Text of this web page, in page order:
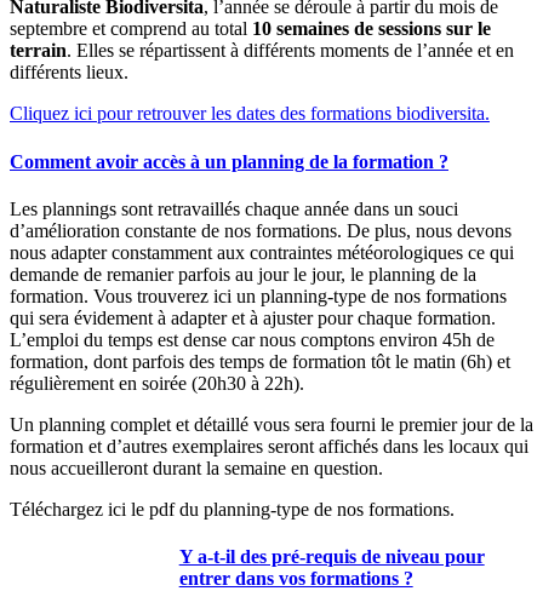
Naturaliste Biodiversita, l’année se déroule à partir du mois de
septembre et comprend au total 10 semaines de sessions sur le
terrain. Elles se répartissent à différents moments de l’année et en
différents lieux.
Cliquez ici pour retrouver les dates des formations biodiversita.
Comment avoir accès à un planning de la formation ?
Les plannings sont retravaillés chaque année dans un souci
d’amélioration constante de nos formations. De plus, nous devons
nous adapter constamment aux contraintes météorologiques ce qui
demande de remanier parfois au jour le jour, le planning de la
formation. Vous trouverez ici un planning-type de nos formations
qui sera évidement à adapter et à ajuster pour chaque formation.
L’emploi du temps est dense car nous comptons environ 45h de
formation, dont parfois des temps de formation tôt le matin (6h) et
régulièrement en soirée (20h30 à 22h).
Un planning complet et détaillé vous sera fourni le premier jour de la
formation et d’autres exemplaires seront affichés dans les locaux qui
nous accueilleront durant la semaine en question.
Téléchargez ici le pdf du planning-type de nos formations.
Y a-t-il des pré-requis de niveau pour
entrer dans vos formations ?